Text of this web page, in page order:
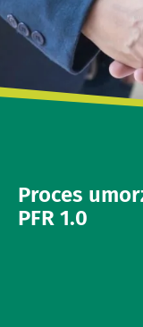
Proces
PFR 1.0